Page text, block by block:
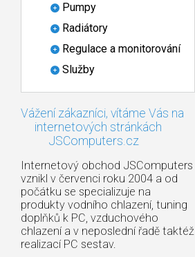
Pumpy
Radiátory
Regulace a monitorování
Služby
Vážení zákazníci, vítáme Vás na
internetových stránkách
JSComputers.cz
Internetový obchod JSComputers
vznikl v červenci roku 2004 a od
počátku se specializuje na
produkty vodního chlazení, tuning
doplňků k PC, vzduchového
chlazení a v neposlední řadě taktéž
realizací PC sestav.